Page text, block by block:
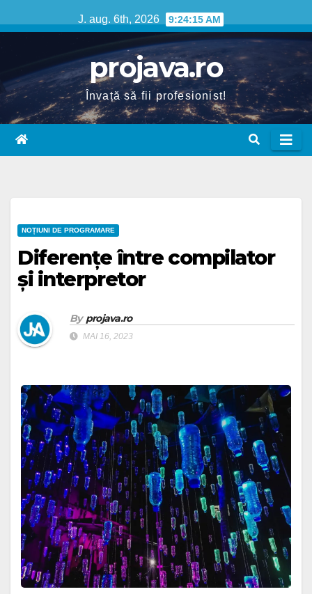
to
J. aug. 6th, 2026 9:24:16 AM
projava.ro
Învață să fii profesionist!
NOȚIUNI DE PROGRAMARE
Diferențe între compilator
și interpretor
By projava.ro
MAI 16, 2023